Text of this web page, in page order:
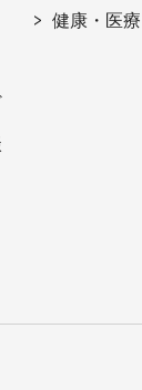
健康・医療